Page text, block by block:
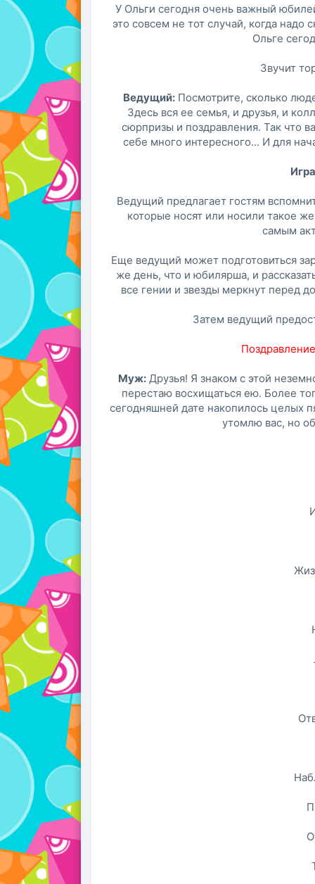
У Ольги сегодня очень важный
это совсем не тот случай, когда надо
Ольге
Звучит
Ведущий:Посмотрите, сколько
Здесь вся ее семья, и друзья, и
сюрпризы и поздравления. Так что
себе много интересного... И для
Ведущий предлагает гостям
которые носят или носили такое
самым
Еще ведущий может подготовиться
же день, что и юбилярша, и
все гении и звезды меркнут перед
Затем ведущий
Муж: Друзья! Я знаком с этой
перестаю восхищаться ею. Более
сегодняшней дате накопилось целых
утомлю вас, но